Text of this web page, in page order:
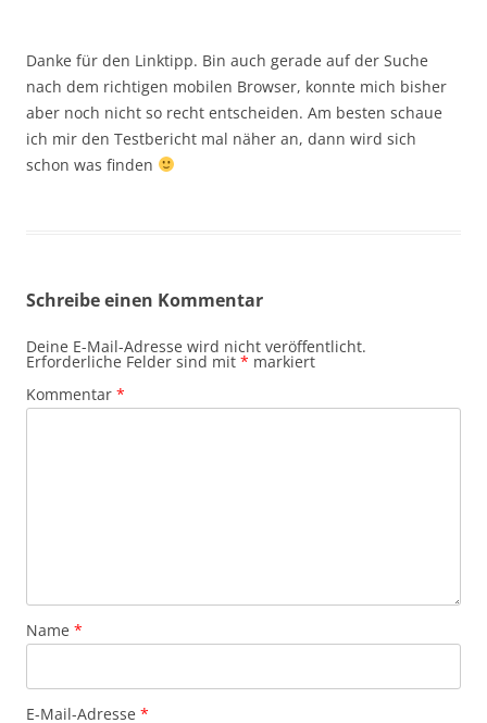
Danke für den Linktipp. Bin auch gerade auf der Suche
nach dem richtigen mobilen Browser, konnte mich bisher
aber noch nicht so recht entscheiden. Am besten schaue
ich mir den Testbericht mal näher an, dann wird sich
schon was finden
Schreibe einen Kommentar
Deine E-Mail-Adresse wird nicht veröffentlicht.
Erforderliche Felder sind mit * markiert
Kommentar *
Name *
E-Mail-Adresse *